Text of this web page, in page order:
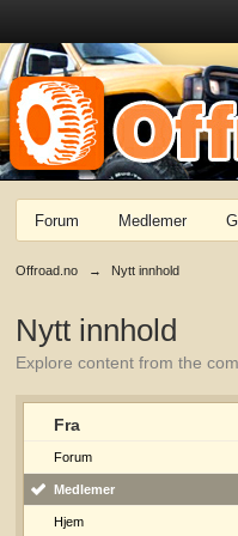
Forum Medlemer
Offroad.no → Nytt innhold
Nytt innhold
Explore content from the
Fra
Forum
Medlemer
Hjem